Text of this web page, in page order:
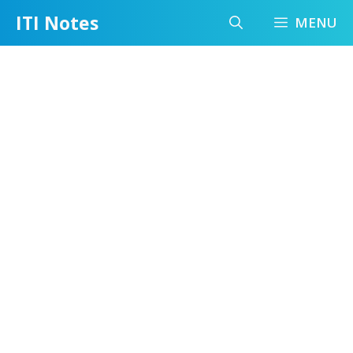
ITI Notes MENU